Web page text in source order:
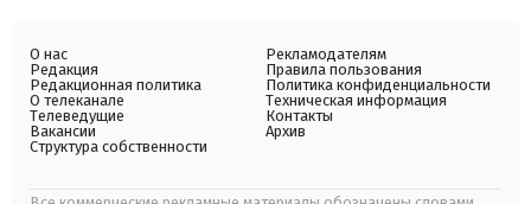
О нас
Редакция
Редакционная политика
О телеканале
Телеведущие
Вакансии
Структура собственности
Рекламодателям
Правила пользования
Политика конфиденциальности
Техническая информация
Контакты
Архив